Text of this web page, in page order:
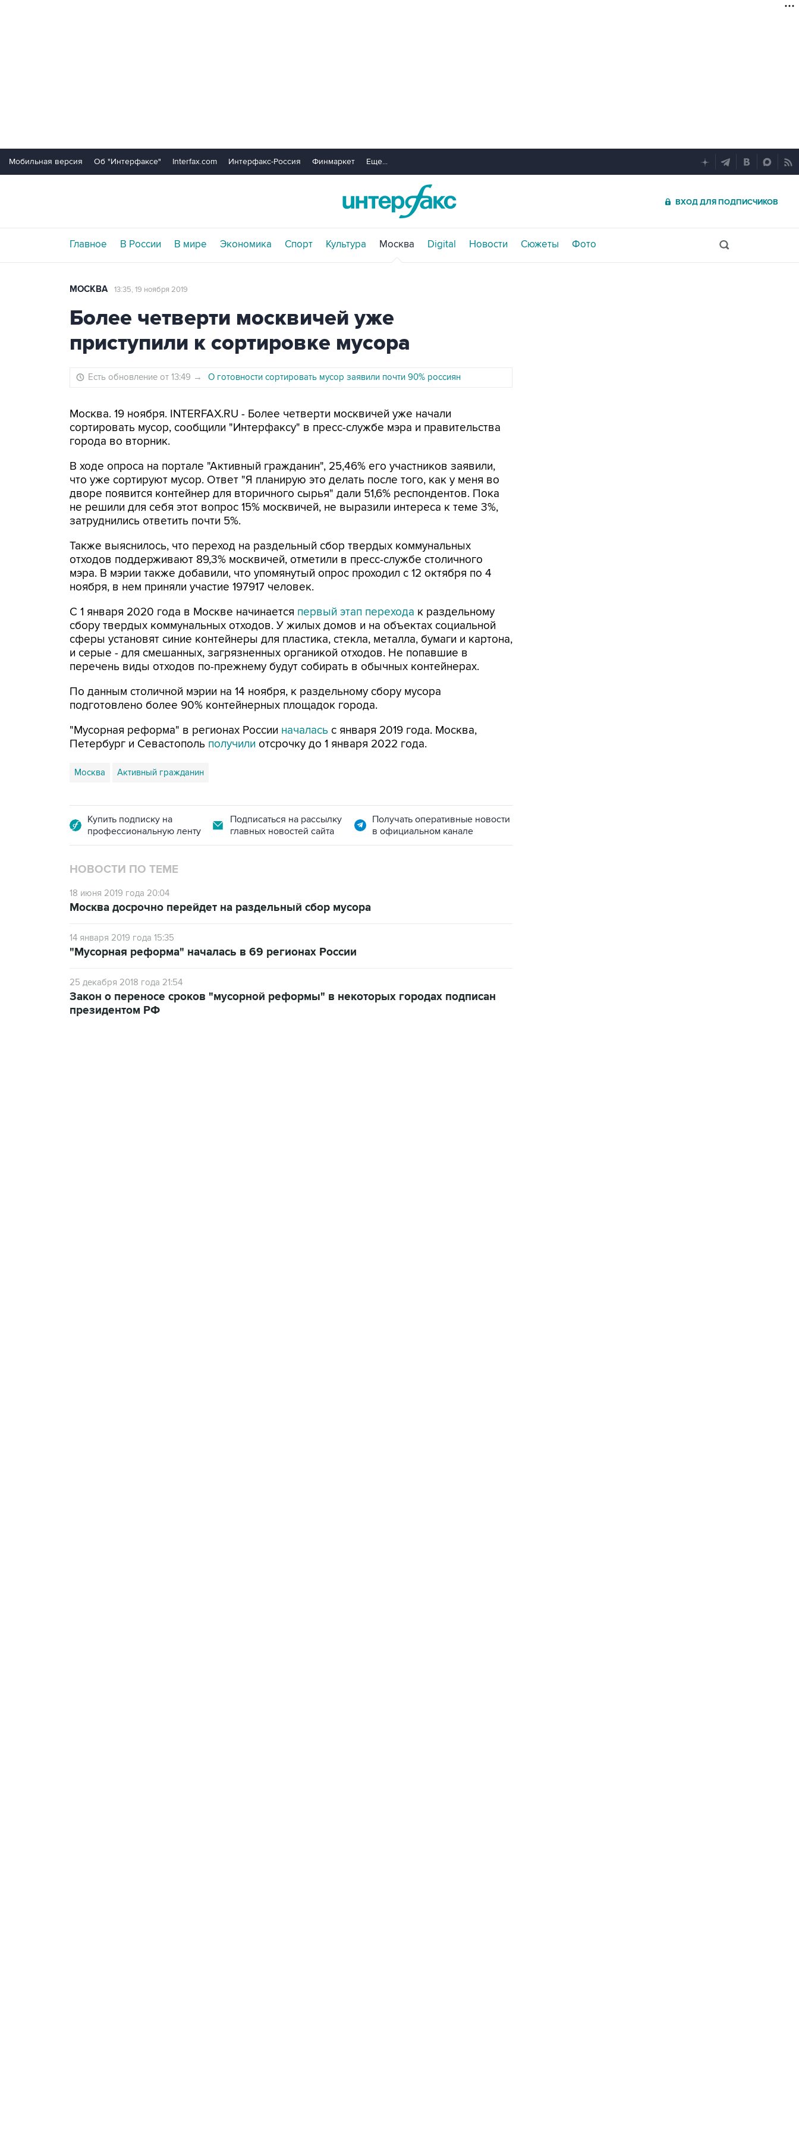
Мобильная версия Об "Интерфаксе" Interfax.com Интерфакс-Россия Финмаркет Еще...
ВХОД ДЛЯ ПОДПИСЧИКОВ
Главное В России В мире Экономика Спорт Культура Москва Digital Новости Сюжеты Фото
МОСКВА 13:35, 19 ноября 2019
Более четверти москвичей уже
приступили к сортировке мусора
Есть обновление от 13:49 → О готовности сортировать мусор заявили почти 90% россиян
Москва. 19 ноября. INTERFAX.RU - Более четверти москвичей уже начали
сортировать мусор, сообщили "Интерфаксу" в пресс-службе мэра и правительства
города во вторник.
В ходе опроса на портале "Активный гражданин", 25,46% его участников заявили,
что уже сортируют мусор. Ответ "Я планирую это делать после того, как у меня во
дворе появится контейнер для вторичного сырья" дали 51,6% респондентов. Пока
не решили для себя этот вопрос 15% москвичей, не выразили интереса к теме 3%,
затруднились ответить почти 5%.
Также выяснилось, что переход на раздельный сбор твердых коммунальных
отходов поддерживают 89,3% москвичей, отметили в пресс-службе столичного
мэра. В мэрии также добавили, что упомянутый опрос проходил с 12 октября по 4
ноября, в нем приняли участие 197917 человек.
С 1 января 2020 года в Москве начинается первый этап перехода к раздельному
сбору твердых коммунальных отходов. У жилых домов и на объектах социальной
сферы установят синие контейнеры для пластика, стекла, металла, бумаги и картона,
и серые - для смешанных, загрязненных органикой отходов. Не попавшие в
перечень виды отходов по-прежнему будут собирать в обычных контейнерах.
По данным столичной мэрии на 14 ноября, к раздельному сбору мусора
подготовлено более 90% контейнерных площадок города.
"Мусорная реформа" в регионах России началась с января 2019 года. Москва,
Петербург и Севастополь получили отсрочку до 1 января 2022 года.
Москва Активный гражданин
Купить подписку на
профессиональную ленту
Подписаться на рассылку
главных новостей сайта
Получать оперативные новости
в официальном канале
НОВОСТИ ПО ТЕМЕ
18 июня 2019 года 20:04
Москва досрочно перейдет на раздельный сбор мусора
14 января 2019 года 15:35
"Мусорная реформа" началась в 69 регионах России
25 декабря 2018 года 21:54
Закон о переносе сроков "мусорной реформы" в некоторых городах подписан
президентом РФ